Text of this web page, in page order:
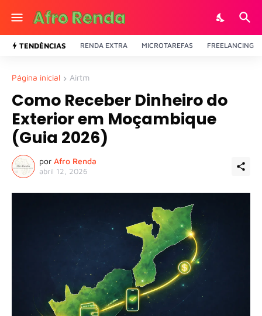
TENDÊNCIAS RENDA EXTRA MICROTAREFAS FREELANCING
Página inicial Airtm
Como Receber Dinheiro do
Exterior em Moçambique
(Guia 2026)
por Afro Renda
abril 12, 2026